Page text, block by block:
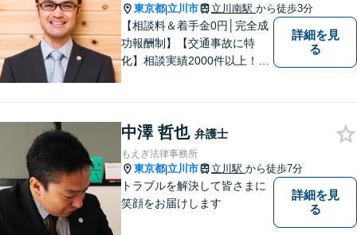
東京都|立川市 立川南駅 から徒歩3分
【相談料＆着手金0円│完全成
功報酬制】【交通事故に特
化】相談実績2000件以上！慰
体像をわかりやすくご説明し
ます。お気軽にご相談くださ
い【立川駅徒歩5分】
詳細を見
る
中澤 哲也 弁護士
もえぎ法律事務所
東京都|立川市 立川駅 から徒歩7分
トラブルを解決して皆さまに
笑顔をお届けします
詳細を見
る